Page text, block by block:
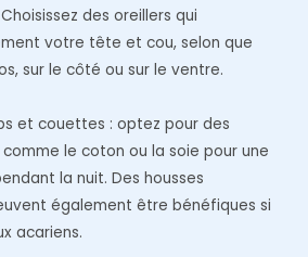
des oreillers qui
votre tête et cou, selon que
sur le côté ou sur le ventre.
et couettes : optez pour des
le coton ou la soie pour une
la nuit. Des housses
également être bénéfiques si
acariens.